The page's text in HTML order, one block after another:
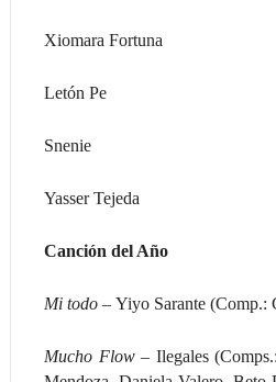
Xiomara Fortuna
Letón Pe
Snenie
Yasser Tejeda
Canción del Año
Mi todo – Yiyo Sarante (Comp.:
Mucho Flow – Ilegales